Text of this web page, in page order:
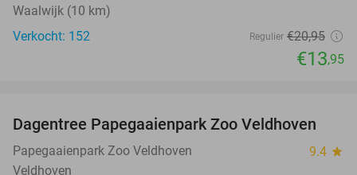
Waalwijk (10 km)
Verkocht: 152
Regulier €20,95
€13,95
26%
Dagentree Papegaaienpark Zoo Veldhoven
Papegaaienpark Zoo Veldhoven 9.4 star
Veldhoven